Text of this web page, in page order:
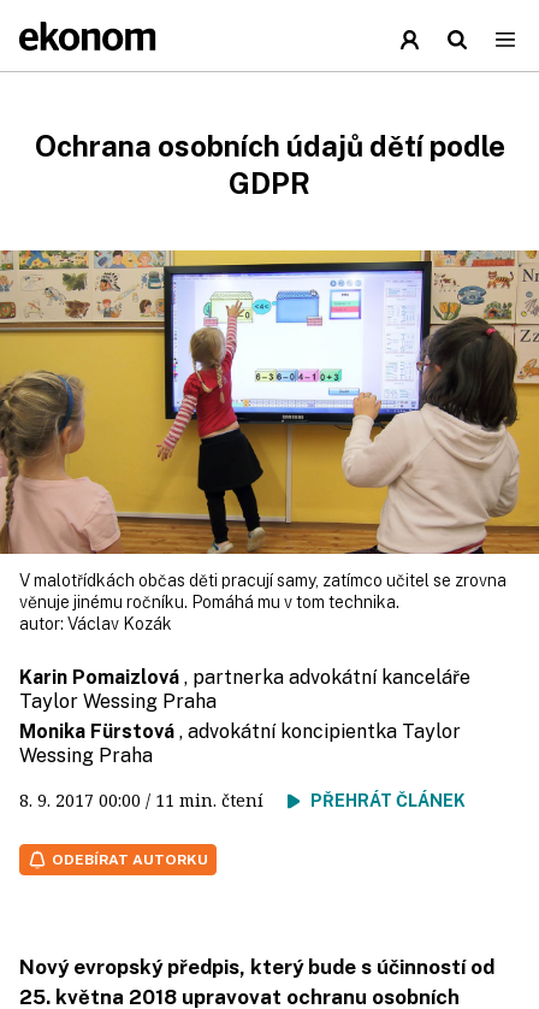
Ochrana osobních údajů dětí podle
GDPR
V malotřídkách občas děti pracují samy, zatímco učitel se zrovna
věnuje jinému ročníku. Pomáhá mu v tom technika.
autor: Václav Kozák
Karin Pomaizlová , partnerka advokátní kanceláře
Taylor Wessing Praha
Monika Fürstová , advokátní koncipientka Taylor
Wessing Praha
8. 9. 2017 00:00 / 11 min. čtení PŘEHRÁT ČLÁNEK
ODEBÍRAT AUTORKU
Nový evropský předpis, který bude s účinností od
25. května 2018 upravovat ochranu osobních